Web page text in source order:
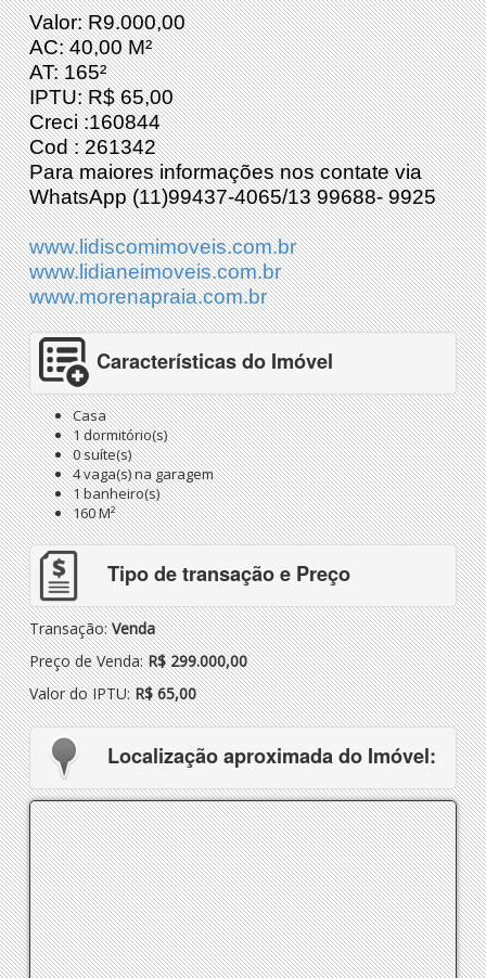
Valor: R9.000,00
AC: 40,00 M²
AT: 165²
IPTU: R$ 65,00
Creci :160844
Cod : 261342
Para maiores informações nos contate via
WhatsApp (11)99437-4065/13 99688- 9925
www.lidiscomimoveis.com.br
www.lidianeimoveis.com.br
www.morenapraia.com.br
Características do Imóvel
Casa
1 dormitório(s)
0 suíte(s)
4 vaga(s) na garagem
1 banheiro(s)
160 M²
Tipo de transação e Preço
Transação:Venda
Preço de Venda:R$ 299.000,00
Valor do IPTU:R$ 65,00
Localização aproximada do Imóvel: